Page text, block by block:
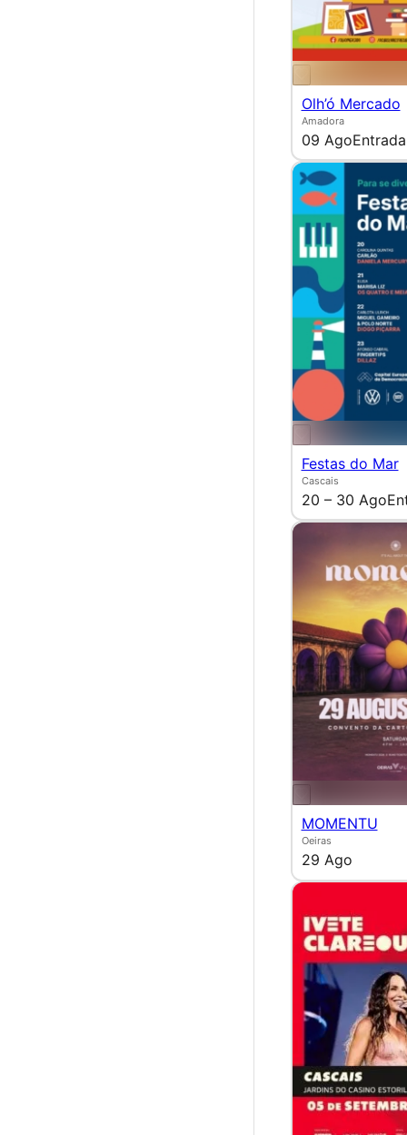
Olh’ó Mercado
Amadora
09 Ago
Festas do Mar
Cascais
20 – 30 Ago
MOMENTU
Oeiras
29 Ago